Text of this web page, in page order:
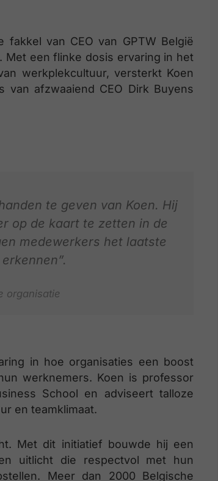
van CEO van GPTW België
Met een flinke dosis ervaring in het
werkplekcultuur, versterkt Koen
van afzwaaiend CEO Dirk Buyens
te geven van Koen. Hij
op de kaart te zetten in de
medewerkers het laatste
organisatie
in hoe organisaties een boost
werknemers. Koen is professor
School en adviseert talloze
en teamklimaat.
Met dit initiatief bouwde hij een
uitlicht die respectvol met hun
Meer dan 2000 Belgische